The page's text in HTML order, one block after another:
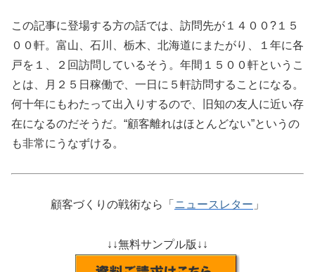
この記事に登場する方の話では、訪問先が１４００?１５
００軒。富山、石川、栃木、北海道にまたがり、１年に各
戸を１、２回訪問しているそう。年間１５００軒というこ
とは、月２５日稼働で、一日に５軒訪問することになる。
何十年にもわたって出入りするので、旧知の友人に近い存
在になるのだそうだ。“顧客離れはほとんどない”というの
も非常にうなずける。
顧客づくりの戦術なら「 ニュースレター 」
↓↓無料サンプル版↓↓